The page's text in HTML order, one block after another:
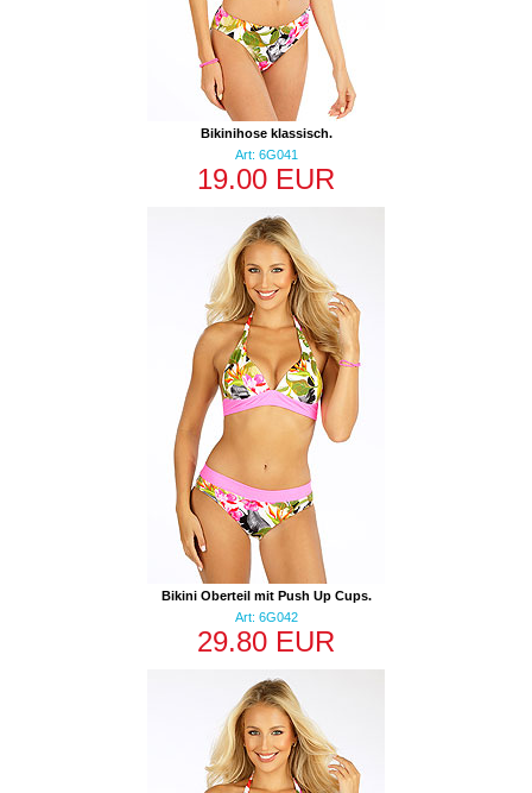
Bikinihose klassisch.
Art: 6G041
19.00 EUR
Bikini Oberteil mit Push Up Cups.
Art: 6G042
29.80 EUR